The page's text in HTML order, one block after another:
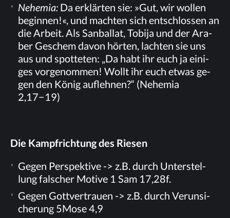
Neh­emia:Da er­klär­ten sie: »Gut, wir wol­len
be­gin­nen!«, und mach­ten sich ent­schlos­sen an
die Ar­beit. Als San­bal­lat, To­bi­ja und der Ara­
ber Ge­schem da­von hör­ten, lach­ten sie uns
aus und spot­te­ten: „Da habt ihr euch ja ei­ni­
ges vor­ge­nom­men! Wollt ihr euch et­was ge­
gen den Kö­nig auf­leh­nen?“ (Neh­emia
2,17−19)
Die Kampf­rich­tung des Riesen
Ge­gen Per­spek­ti­ve -> z.B. durch Un­ter­stel­
lung fal­scher Mo­ti­ve 1 Sam 17,28f.
Ge­gen Gott­ver­trau­en -> z.B. durch Ver­un­si­
che­rung 5Mose 4,9